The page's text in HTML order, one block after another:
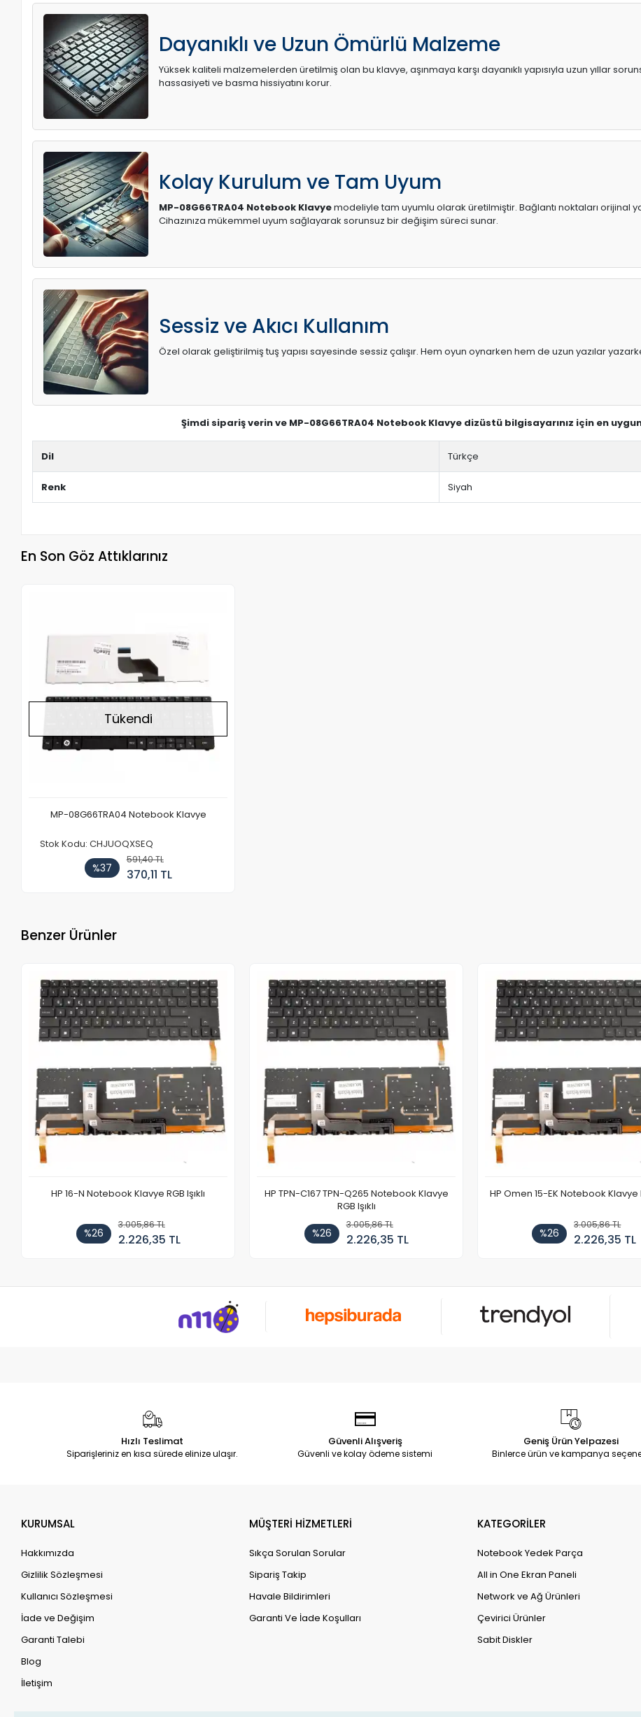
Dayanıklı ve Uzun Ömürlü Malzeme
Yüksek kaliteli malzemelerden üretilmiş olan bu klavye, aşınmaya karşı dayanıklı yapısıyla uzun yıllar
hassasiyeti ve basma hissiyatını korur.
Kolay Kurulum ve Tam Uyum
MP-08G66TRA04 Notebook Klavyemodeliyle tam uyumlu olarak üretilmiştir. Bağlantı noktaları orijinal
Cihazınıza mükemmel uyum sağlayarak sorunsuz bir değişim süreci sunar.
Sessiz ve Akıcı Kullanım
Özel olarak geliştirilmiş tuş yapısı sayesinde sessiz çalışır. Hem oyun oynarken hem de uzun yazılar
Şimdi sipariş verin ve MP-08G66TRA04 Notebook Klavye dizüstü bilgisayarınız için en
Dil Türkçe
Renk Siyah
En Son Göz Attıklarınız
Tükendi
MP-08G66TRA04 Notebook Klavye
Stok Kodu: CHJUOQXSEQ
%37
591,40 TL
370,11 TL
Benzer Ürünler
HP 16-N Notebook Klavye RGB Işıklı
%26
3.005,86 TL
2.226,35 TL
HP TPN-C167 TPN-Q265 Notebook Klavye
RGB Işıklı
%26
3.005,86 TL
2.226,35 TL
HP Omen 15-EK Notebook Klavye
%26
3.005,86 TL
2.226,35 TL
Hızlı Teslimat
Siparişleriniz en kısa sürede elinize ulaşır.
Güvenli Alışveriş
Güvenli ve kolay ödeme sistemi
Geniş Ürün Yelpazesi
Binlerce ürün ve kampanya
KURUMSAL
Hakkımızda
Gizlilik Sözleşmesi
Kullanıcı Sözleşmesi
İade ve Değişim
Garanti Talebi
Blog
İletişim
MÜŞTERİ HİZMETLERİ
Sıkça Sorulan Sorular
Sipariş Takip
Havale Bildirimleri
Garanti Ve İade Koşulları
KATEGORİLER
Notebook Yedek Parça
All in One Ekran Paneli
Network ve Ağ Ürünleri
Çevirici Ürünler
Sabit Diskler